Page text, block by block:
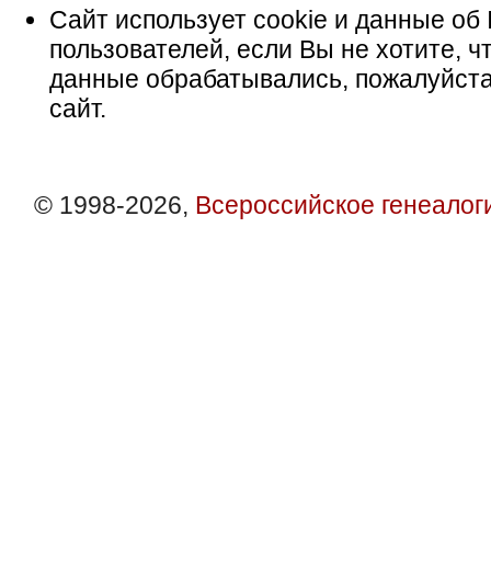
Сайт использует cookie и данные об
пользователей, если Вы не хотите,
данные обрабатывались,
сайт.
© 1998-2026, Всероссийское